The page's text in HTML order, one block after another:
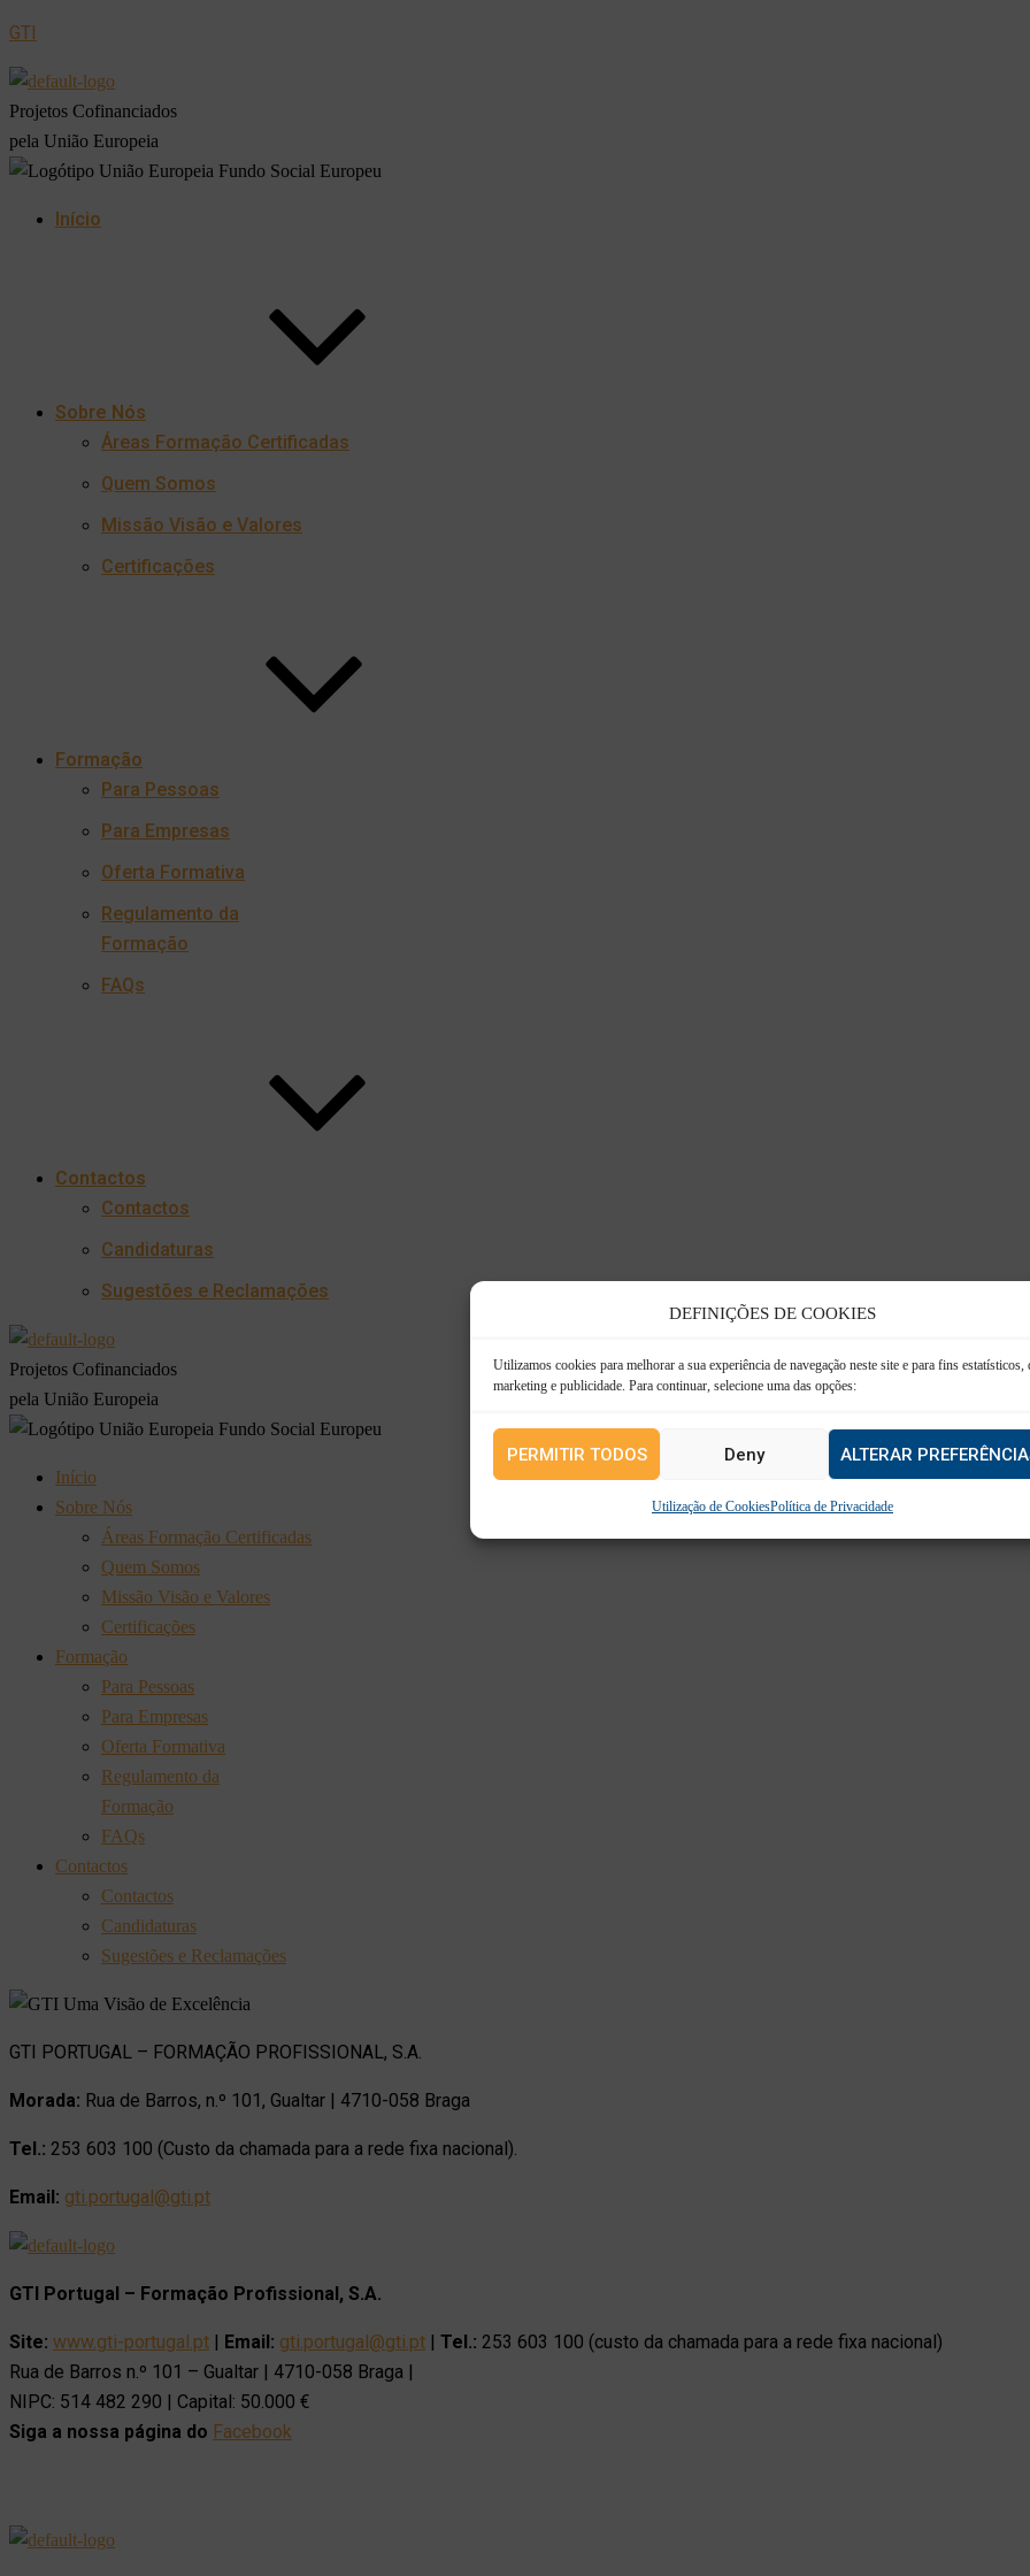
DEFINIÇÕES DE COOKIES
Utilizamos cookies para melhorar a sua experiência de navegação neste site e para fins estatísticos,
marketing e publicidade. Para continuar, selecione uma das opções:
PERMITIR TODOS Deny ALTERAR
Utilização de CookiesPolítica de Privacidade
GTI
Projetos Cofinanciados
pela União Europeia
Início
Sobre Nós
Áreas Formação Certificadas
Quem Somos
Missão Visão e Valores
Certificações
Formação
Para Pessoas
Para Empresas
Oferta Formativa
Regulamento da
Formação
FAQs
Contactos
Contactos
Candidaturas
Sugestões e Reclamações
Projetos Cofinanciados
pela União Europeia
Início
Sobre Nós
Áreas Formação Certificadas
Quem Somos
Missão Visão e Valores
Certificações
Formação
Para Pessoas
Para Empresas
Oferta Formativa
Regulamento da
Formação
FAQs
Contactos
Contactos
Candidaturas
Sugestões e Reclamações
GTI PORTUGAL – FORMAÇÃO PROFISSIONAL, S.A.
Morada: Rua de Barros, n.º 101, Gualtar | 4710-058 Braga
Tel.: 253 603 100 (Custo da chamada para a rede fixa nacional).
Email: gti.portugal@gti.pt
GTI Portugal – Formação Profissional, S.A.
Site: www.gti-portugal.pt | Email: gti.portugal@gti.pt | Tel.: 253 603 100 (custo da chamada para a rede fixa nacional)
Rua de Barros n.º 101 – Gualtar | 4710-058 Braga |
NIPC: 514 482 290 | Capital: 50.000 €
Siga a nossa página do Facebook